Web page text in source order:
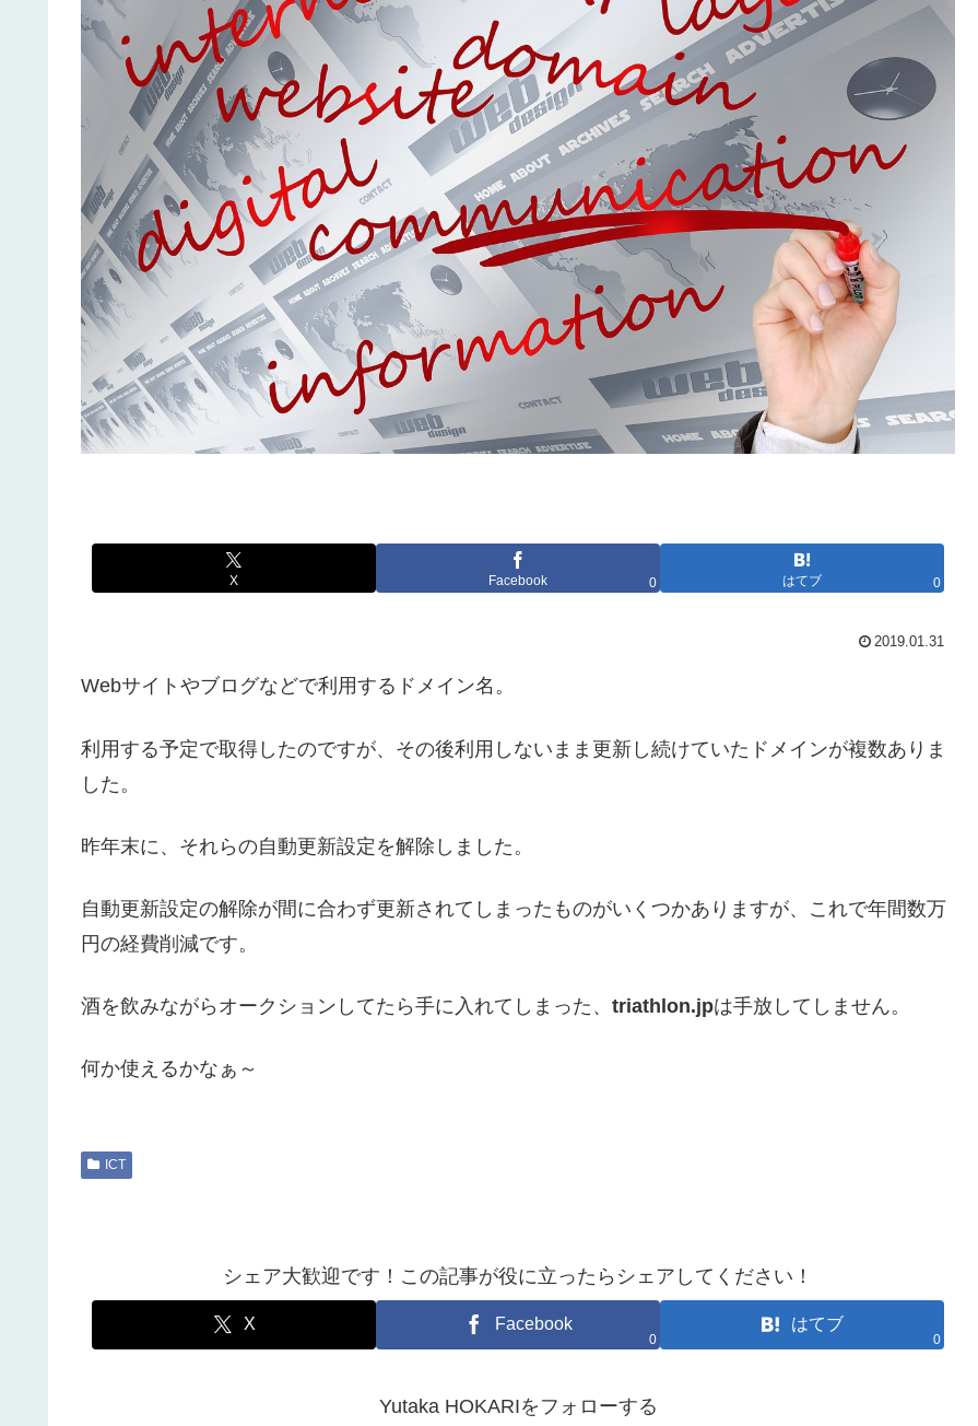
X Facebook 0 はてブ 0
2019.01.31
Webサイトやブログなどで利用するドメイン名。
利用する予定で取得したのですが、その後利用しないまま更新し続けていたドメインが複数ありま
した。
昨年末に、それらの自動更新設定を解除しました。
自動更新設定の解除が間に合わず更新されてしまったものがいくつかありますが、これで年間数万
円の経費削減です。
酒を飲みながらオークションしてたら手に入れてしまった、 triathlon.jpは手放してしません。
何か使えるかなぁ～
ICT
シェア大歓迎です！この記事が役に立ったらシェアしてください！
X Facebook
0
はてブ
0
Yutaka HOKARIをフォローする